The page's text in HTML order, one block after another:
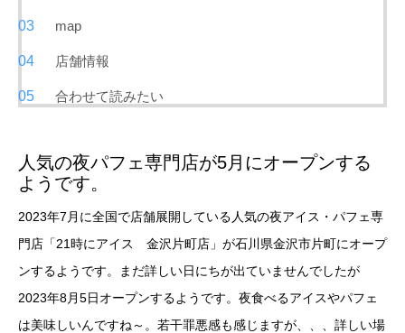
map
店舗情報
合わせて読みたい
人気の夜パフェ専門店が5月にオープンする
ようです。
2023年7月に全国で店舗展開している人気の夜アイス・パフェ専
門店「21時にアイス 金沢片町店」が石川県金沢市片町にオープ
ンするようです。まだ詳しい日にちが出ていませんでしたが
2023年8月5日オープンするようです。夜食べるアイスやパフェ
は美味しいんですね～。若干罪悪感も感じますが、、、詳しい場